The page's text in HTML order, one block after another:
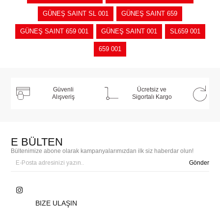
GÜNEŞ SAINT SL 001 GÜNEŞ SAINT 659
GÜNEŞ SAINT 659 001 GÜNEŞ SAINT 001 SL659 001
659 001
Güvenli
Alışveriş
Ücretsiz ve
Sigortalı Kargo
E BÜLTEN
Bültenimize abone olarak kampanyalarımızdan ilk siz haberdar olun!
Gönder
BIZE ULAŞIN